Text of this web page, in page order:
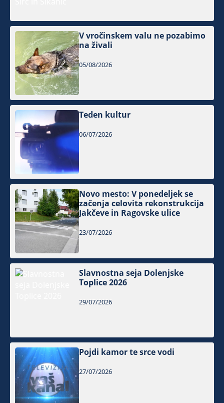
V vročinskem valu ne pozabimo
na živali
05/08/2026
Teden kultur
06/07/2026
Novo mesto: V ponedeljek se
začenja celovita rekonstrukcija
Jakčeve in Ragovske ulice
23/07/2026
Slavnostna seja Dolenjske
Toplice 2026
29/07/2026
Pojdi kamor te srce vodi
27/07/2026